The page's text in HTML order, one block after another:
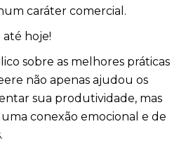
caráter comercial.
até hoje!
sobre as melhores práticas
não apenas ajudou os
sua produtividade, mas
conexão emocional e de